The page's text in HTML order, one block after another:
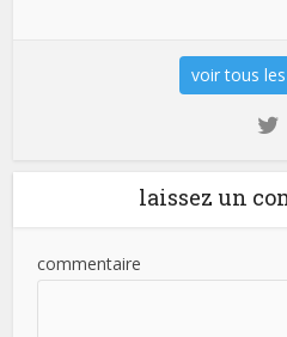
voir tous
laissez un
commentaire